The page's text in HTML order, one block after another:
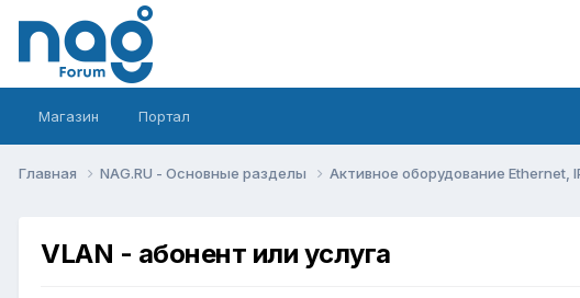
Магазин Портал
Главная NAG.RU - Основные разделы Активное оборудование Ethernet,
VLAN - абонент или услуга